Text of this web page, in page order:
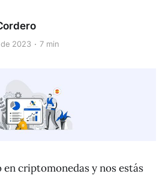
2023 7 min
criptomonedas y nos estás